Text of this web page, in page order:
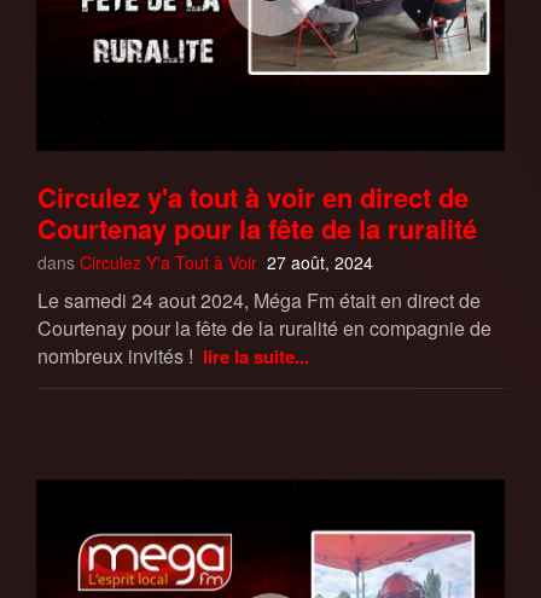
Circulez y'a tout à voir en direct de
Courtenay pour la fête de la ruralité
dans Circulez Y'a Tout à Voir 27 août, 2024
Le samedi 24 aout 2024, Méga Fm était en direct de
Courtenay pour la fête de la ruralité en compagnie de
nombreux invités ! lire la suite...